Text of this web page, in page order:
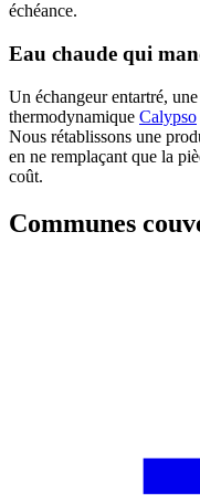
échéance.
Eau chaude qui
Un échangeur entartré,
thermodynamique Calypso
Nous rétablissons une
en ne remplaçant que la
coût.
Communes